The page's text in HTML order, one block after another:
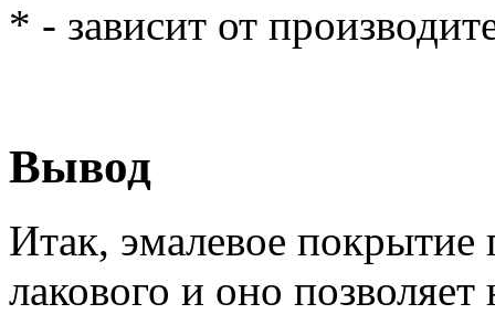
* - зависит от
Вывод
Итак, эмалевое покрытие
лакового и оно